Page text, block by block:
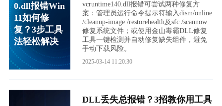
0.dll报错Win
11如何修
复？3步工具
法轻松解决
vcruntime140.dll报错可尝试两种修复方
案：管理员运行命令提示符输入dism/online
/cleanup-image /restorehealth及sfc /scannow
修复系统文件；或使用金山毒霸DLL修复
工具一键检测并自动修复缺失组件，避免
手动下载风险。
2025-03-14 11:20:30
DLL丢失总报错？3招教你用工具